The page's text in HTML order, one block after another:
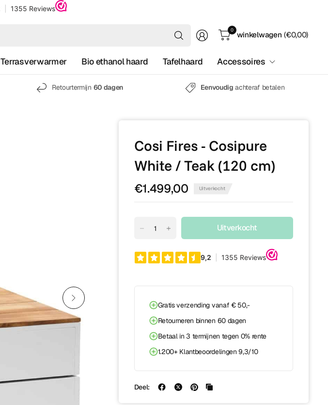
Waar
ben
naar
zoek?
0
winkelwagen (€0,00)
Terrasverwarmer Bio ethanol haard Tafelhaard Accessoires
Retourtermijn 60 dagen Eenvoudig achteraf betalen
Cosi Fires - Cosipure
White / Teak (120 cm)
€1.499,00 Uitverkocht
Uitverkocht
Gratis verzending vanaf € 50,-
Retourneren binnen 60 dagen
Betaal in 3 termijnen tegen 0% rente
1.200+ Klantbeoordelingen 9,3/10
Deel: